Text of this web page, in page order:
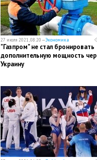
27 июля 2021, 08:20 —Экономика
"Газпром" не стал бронировать
дополнительную мощность
Украину